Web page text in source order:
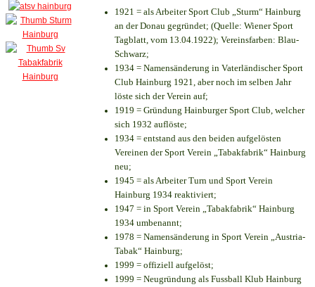
1921 = als Arbeiter Sport Club „Sturm“ Hainburg
an der Donau gegründet; (Quelle: Wiener Sport
Tagblatt, vom 13.04.1922); Vereinsfarben: Blau-
Schwarz;
1934 = Namensänderung in Vaterländischer Sport
Club Hainburg 1921, aber noch im selben Jahr
löste sich der Verein auf;
1919 = Gründung Hainburger Sport Club, welcher
sich 1932 auflöste;
1934 = entstand aus den beiden aufgelösten
Vereinen der Sport Verein „Tabakfabrik“ Hainburg
neu;
1945 = als Arbeiter Turn und Sport Verein
Hainburg 1934 reaktiviert;
1947 = in Sport Verein „Tabakfabrik“ Hainburg
1934 umbenannt;
1978 = Namensänderung in Sport Verein „Austria-
Tabak“ Hainburg;
1999 = offiziell aufgelöst;
1999 = Neugründung als Fussball Klub Hainburg